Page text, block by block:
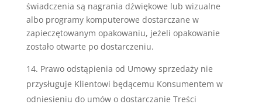
świadczenia są nagrania dźwiękowe lub wizualne
albo programy komputerowe dostarczane w
zapieczętowanym opakowaniu, jeżeli opakowanie
zostało otwarte po dostarczeniu.
Prawo odstąpienia od Umowy sprzedaży nie
przysługuje Klientowi będącemu Konsumentem w
odniesieniu do umów o dostarczanie Treści